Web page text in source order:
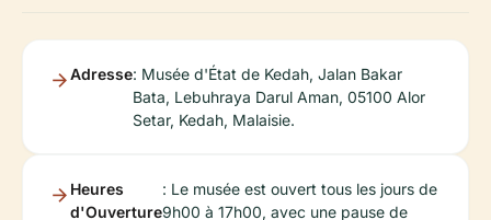
Adresse: Musée d'État de Kedah, Jalan Bakar
Bata, Lebuhraya Darul Aman, 05100 Alor
Setar, Kedah, Malaisie.
Heures
d'Ouverture
: Le musée est ouvert tous les jours de
9h00 à 17h00, avec une pause de